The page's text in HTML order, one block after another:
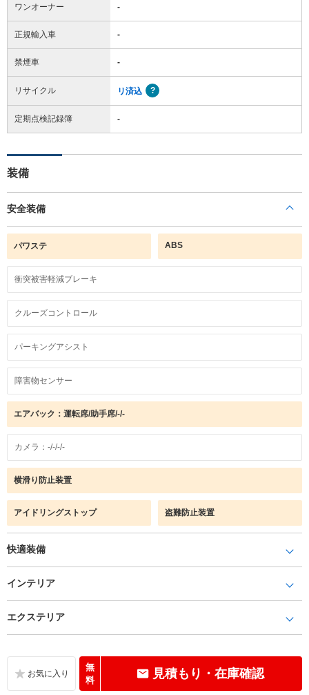
ワンオーナー -
正規輸入車 -
禁煙車 -
リサイクル リ済込
定期点検記録簿 -
装備
安全装備
パワステ ABS
衝突被害軽減ブレーキ
クルーズコントロール
パーキングアシスト
障害物センサー
エアバック：運転席/助手席/-/-
カメラ：-/-/-/-
横滑り防止装置
アイドリングストップ 盗難防止装置
快適装備
インテリア
エクステリア
無
料
見積もり・在庫確認